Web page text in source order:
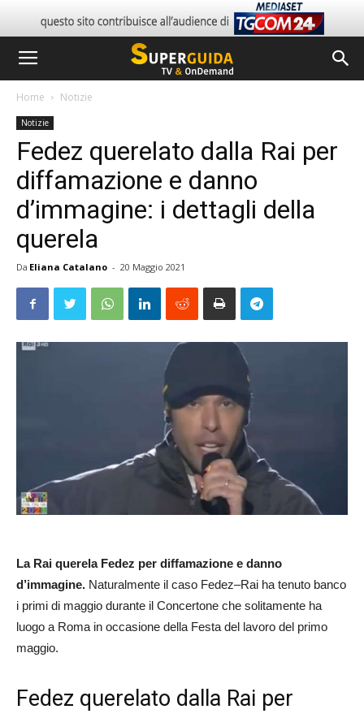
Home Notizie
Notizie
Fedez querelato dalla Rai per
diffamazione e danno
d’immagine: i dettagli della
querela
Da Eliana Catalano - 20 Maggio 2021
La Rai querela Fedez per diffamazione e danno
d’immagine. Naturalmente il caso Fedez–Rai ha tenuto banco
i primi di maggio durante il Concertone che solitamente ha
luogo a Roma in occasione della Festa del lavoro del primo
maggio.
Fedez querelato dalla Rai per